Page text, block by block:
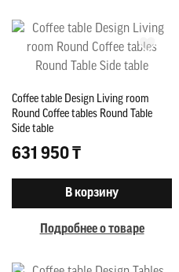
Coffee table Design Living room
Round Coffee tables Round Table
Side table
631 950 ₸
В корзину
Подробнее о товаре